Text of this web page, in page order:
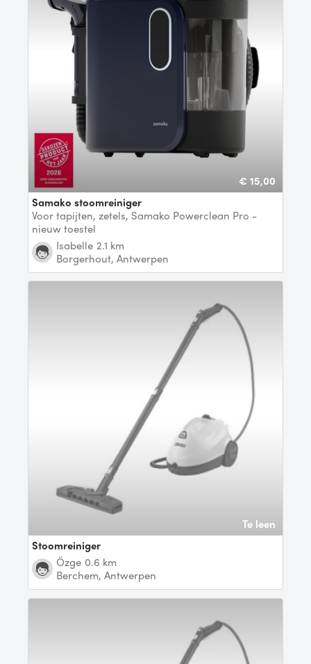
€ 15,00
Samako stoomreiniger
Voor tapijten, zetels, Samako Powerclean Pro -
nieuw toestel
Isabelle 2.1 km
Borgerhout, Antwerpen
Te leen
Stoomreiniger
Özge 0.6 km
Berchem, Antwerpen